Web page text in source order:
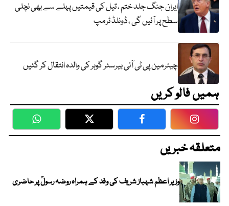
ایران جنگ جلد ختم ، تیل کی قیمتیں پہلے سے بھی نچلی
سطح پر آئیں گی ، ڈونلڈ ٹرمپ
چیئرمین پی ٹی آئی بیرسٹر گوہر کی والدہ انتقال کر گئیں
ہمیں فالو کریں
WhatsApp Twitter Facebook
متعلقہ خبریں
وزیر اعظم شہباز شریف کی وفد کے ہمراہ روضہ رسولؐ پر حاضری